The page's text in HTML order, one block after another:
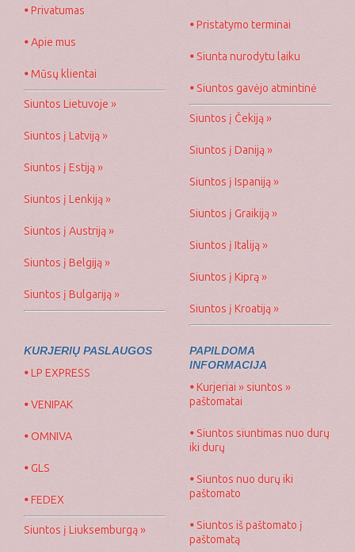
•Privatumas
•Apie mus
•Mūsų klientai
Siuntos Lietuvoje »
Siuntos į Latviją »
Siuntos į Estiją »
Siuntos į Lenkiją »
Siuntos į Austriją »
Siuntos į Belgiją »
Siuntos į Bulgariją »
•Pristatymo terminai
•Siunta nurodytu laiku
•Siuntos gavėjo atmintinė
Siuntos į Čekiją »
Siuntos į Daniją »
Siuntos į Ispaniją »
Siuntos į Graikiją »
Siuntos į Italiją »
Siuntos į Kiprą »
Siuntos į Kroatiją »
KURJERIŲ PASLAUGOS
•LP EXPRESS
•VENIPAK
•OMNIVA
•GLS
•FEDEX
Siuntos į Liuksemburgą »
PAPILDOMA
INFORMACIJA
•Kurjeriai » siuntos »
paštomatai
•Siuntos siuntimas nuo durų
iki durų
•Siuntos nuo durų iki
paštomato
•Siuntos iš paštomato į
paštomatą